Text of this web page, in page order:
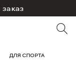
ДЛЯ СПОРТА